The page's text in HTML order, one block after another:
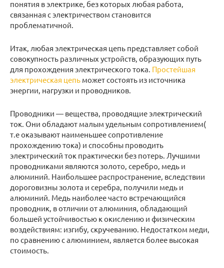
понятия в электрике, без которых любая работа,
связанная с электричеством становится
проблематичной.
Итак, любая электрическая цепь представляет собой
совокупность различных устройств, образующих путь
для прохождения электрического тока. Простейшая
электрическая цепь может состоять из источника
энергии, нагрузки и проводников.
Проводники — вещества, проводящие электрический
ток. Они обладают малым удельным сопротивлением(
т.е оказывают наименьшее сопротивление
прохождению тока) и способны проводить
электрический ток практически без потерь. Лучшими
проводниками являются золото, серебро, медь и
алюминий. Наибольшее распространение, вследствии
дороговизны золота и серебра, получили медь и
алюминий. Медь наиболее часто встречающийся
проводник, в отличии от алюминия, обладающий
большей устойчивостью к окислению и физическим
воздействиям: изгибу, скручеванию. Недостатком меди,
по сравнению с алюминием, является более высокая
стоимость.